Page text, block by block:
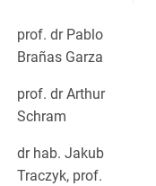
prof. dr Pablo
Brañas Garza
prof. dr Arthur
Schram
dr hab. Jakub
Traczyk, prof.